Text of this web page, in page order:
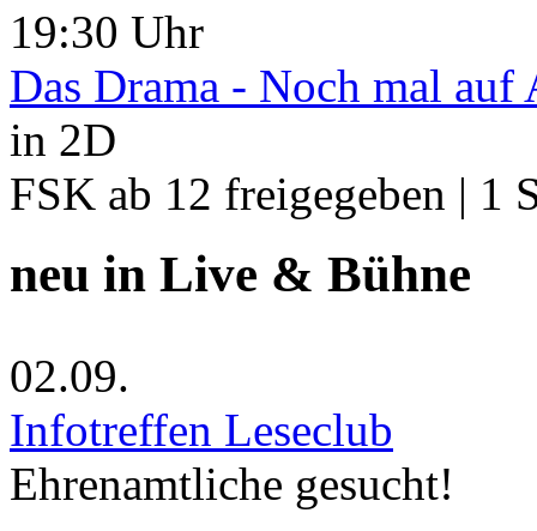
19:30 Uhr
Das Drama - Noch mal auf
in 2D
FSK ab 12 freigegeben | 1
neu in Live & Bühne
02.09.
Infotreffen Leseclub
Ehrenamtliche gesucht!